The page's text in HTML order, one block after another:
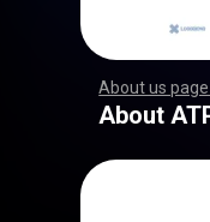
About us
,,,,,,,,,,,,,,,
,,,,,,,,,,,,,,,
,,,,,,,,,,,,,,,
,,,,,,,,,,,,,,,
,,,,,,,,,,,,,,,
,,,,,,,,,,,,,,,
,,,,,,,,,,,,,,,
,,,,,,,,,,,,,,,
,,
About